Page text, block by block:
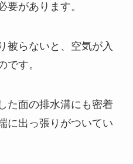
要があります。
被らないと、空気が入
です。
た面の排水溝にも密着
に出っ張りがついてい